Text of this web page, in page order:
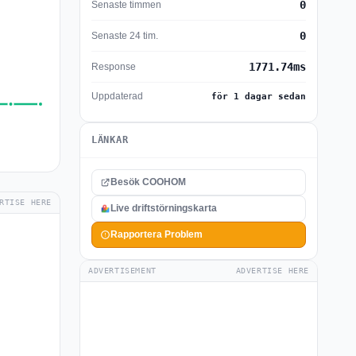
HERE
Senaste timmen 0
Senaste 24 tim. 0
Response 1771.74ms
Uppdaterad för 1 dagar sedan
LÄNKAR
Besök COOHOM
Live driftstörningskarta
Rapportera Problem
ADVERTISEMENT ADVERTISE HERE